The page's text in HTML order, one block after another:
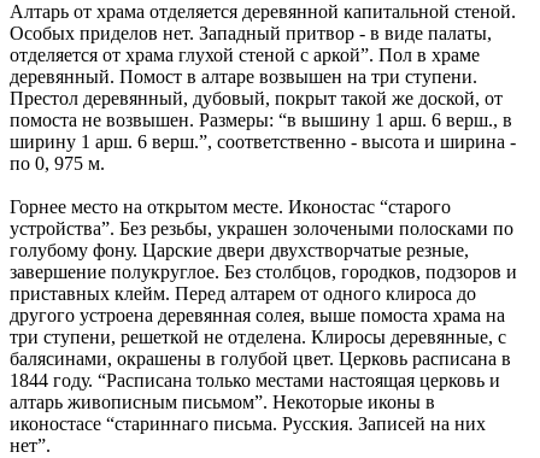
Алтарь от храма отделяется деревянной капитальной стеной.
Особых приделов нет. Западный притвор - в виде палаты,
отделяется от храма глухой стеной с аркой”. Пол в храме
деревянный. Помост в алтаре возвышен на три ступени.
Престол деревянный, дубовый, покрыт такой же доской, от
помоста не возвышен. Размеры: “в вышину 1 арш. 6 верш., в
ширину 1 арш. 6 верш.”, соответственно - высота и ширина -
по 0, 975 м.
Горнее место на открытом месте. Иконостас “старого
устройства”. Без резьбы, украшен золочеными полосками по
голубому фону. Царские двери двухстворчатые резные,
завершение полукруглое. Без столбцов, городков, подзоров и
приставных клейм. Перед алтарем от одного клироса до
другого устроена деревянная солея, выше помоста храма на
три ступени, решеткой не отделена. Клиросы деревянные, с
балясинами, окрашены в голубой цвет. Церковь расписана в
1844 году. “Расписана только местами настоящая церковь и
алтарь живописным письмом”. Некоторые иконы в
иконостасе “стариннаго письма. Русския. Записей на них
нет”.